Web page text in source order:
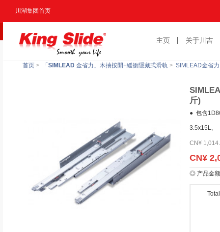
川湖集团首页
主页 关于川吉
首页 > 「 SIMLEAD 金省力」木抽按開+緩衝隱藏式滑軌 > SIMLEAD金省
斤)
● 包含
3.5x15L。
CN¥
CN¥
◎ 产品金